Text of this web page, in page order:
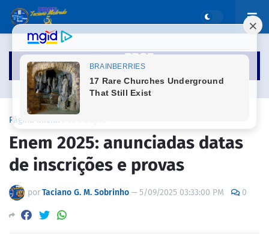
Página inicial
Enem 2025: anunciadas datas
de inscrições e provas
porTaciano G. M. Sobrinho—5/09/2025 03:33:00 PM 0